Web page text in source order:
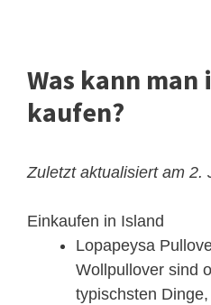
Was kann
kaufen?
Zuletzt aktualisiert am 2.
Einkaufen in Island
Lopapeysa
Wollpullover sind
typischsten